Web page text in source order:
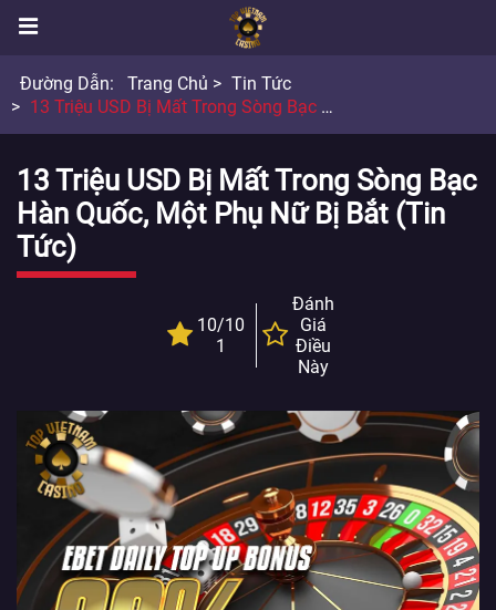
Đường Dẫn: Trang Chủ
Tin Tức
13 Triệu USD Bị Mất Trong Sòng Bạc Hàn Quốc, Một Phụ Nữ Bị Bắt
13 Triệu USD Bị Mất Trong Sòng Bạc
Hàn Quốc, Một Phụ Nữ Bị Bắt (Tin
Tức)
10/10
1
Đánh
Giá
Điều
Này